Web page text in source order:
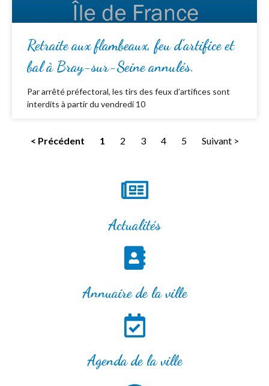
Retraite aux flambeaux, feu d’artifice et
bal à Bray-sur-Seine annulés.
Par arrêté préfectoral, les tirs des feux d’artifices sont
interdits à partir du vendredi 10
< Précédent 1 2 3 4 5 Suivant >
Actualités
Annuaire de la ville
Agenda de la ville